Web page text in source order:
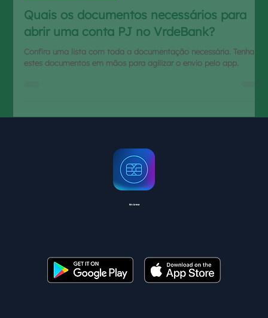
Quais os documentos necessários para
abrir uma conta PJ no VrdeBank?
Confira uma lista com toda a documentação necessária. Tenha
estes documentos em mãos para agilizar o envio pelo app.
Em breve